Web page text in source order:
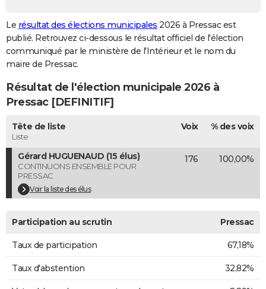
GUIDES D'ACHAT
BONS PLANS
CARTE DE VOEUX
Carte de Noël
Carte Bonne année
Carte Saint-Valentin
Carte Pâques
Carte d'anniversaire
DICTIONNAIRE
Dictionnaire
Biographies
Citations
Expressions
Proverbes
PROGRAMME TV
COPAINS D'AVANT
S'inscrire
Se connecter
Lycées
Collèges
Primaires
Universités
Entreprises
Service militaire
Avis de recherche
AVIS DE DÉCÈS
Bricolage
Lifestyle
Culture
Sport
Auto
Television
Voyage
Cinema
Le résultat des élections municipales 2026 à Pressac est
publié. Retrouvez ci-dessous le résultat officiel de l'élection
communiqué par le ministère de l'Intérieur et le nom du
maire de Pressac.
Résultat de l'élection municipale 2026 à
Pressac [DEFINITIF]
Tête de liste
Liste
Voix % des voix
Gérard HUGUENAUD (15 élus)
CONTINUONS ENSEMBLE POUR
PRESSAC
Voir la liste des élus
176 100,00%
Participation au scrutin Pressac
Taux de participation 67,18%
Taux d'abstention 32,82%